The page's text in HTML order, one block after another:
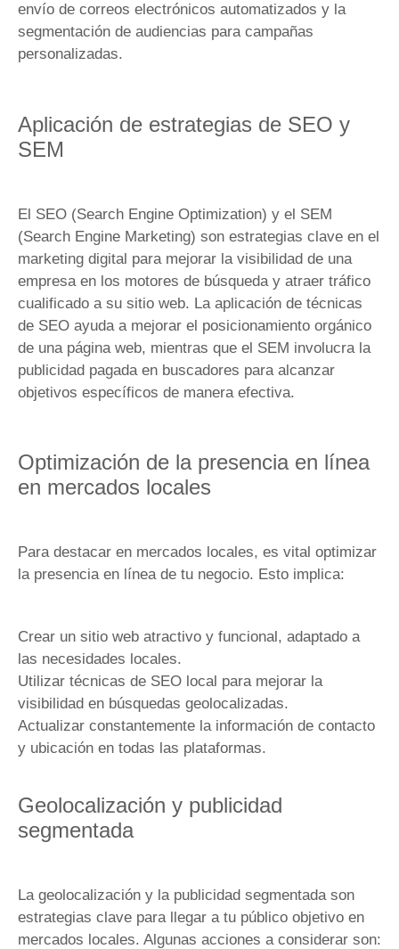
envío de correos electrónicos automatizados y la
segmentación de audiencias para campañas
personalizadas.
Aplicación de estrategias de SEO y
SEM
El SEO (Search Engine Optimization) y el SEM
(Search Engine Marketing) son estrategias clave en el
marketing digital para mejorar la visibilidad de una
empresa en los motores de búsqueda y atraer tráfico
cualificado a su sitio web. La aplicación de técnicas
de SEO ayuda a mejorar el posicionamiento orgánico
de una página web, mientras que el SEM involucra la
publicidad pagada en buscadores para alcanzar
objetivos específicos de manera efectiva.
Optimización de la presencia en línea
en mercados locales
Para destacar en mercados locales, es vital optimizar
la presencia en línea de tu negocio. Esto implica:
Crear un sitio web atractivo y funcional, adaptado a
las necesidades locales.
Utilizar técnicas de SEO local para mejorar la
visibilidad en búsquedas geolocalizadas.
Actualizar constantemente la información de contacto
y ubicación en todas las plataformas.
Geolocalización y publicidad
segmentada
La geolocalización y la publicidad segmentada son
estrategias clave para llegar a tu público objetivo en
mercados locales. Algunas acciones a considerar son: